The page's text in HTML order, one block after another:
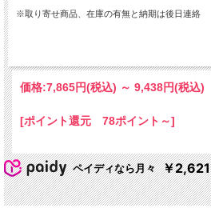
※取り寄せ商品、在庫の有無と納期は後日連絡
価格:7,865円(税込) ～ 9,438円(税込)
[ポイント還元 78ポイント～]
ペイディなら月々 ￥2,621